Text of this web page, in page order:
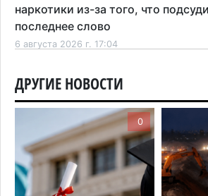
наркотики из-за того, что
последнее слово
6 августа 2026 г. 17:04
Проезд по БАКАД резко
Алматинской области начали
тарифы
6 августа 2026 г. 14:36
Сильнейшие дзюдоисты мира
сборы в Алматинскую область
ДРУГИЕ НОВОСТИ
0